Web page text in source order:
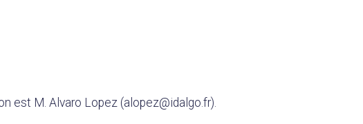
est M. Alvaro Lopez (alopez@idalgo.fr).